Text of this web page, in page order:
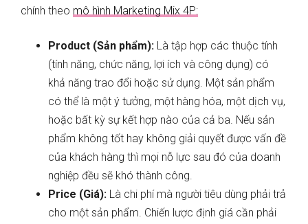
chính theo mô hình Marketing Mix 4P:
Product (Sản phẩm): Là tập hợp các thuộc tính
(tính năng, chức năng, lợi ích và công dụng) có
khả năng trao đổi hoặc sử dụng. Một sản phẩm
có thể là một ý tưởng, một hàng hóa, một dịch vụ,
hoặc bất kỳ sự kết hợp nào của cả ba. Nếu sản
phẩm không tốt hay không giải quyết được vấn đề
của khách hàng thì mọi nỗ lực sau đó của doanh
nghiệp đều sẽ khó thành công.
Price (Giá): Là chi phí mà người tiêu dùng phải trả
cho một sản phẩm. Chiến lược định giá cần phải